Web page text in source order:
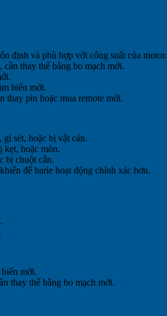
định và phù hợp với công suất của motor.
thay thế bằng bo mạch mới.
biến mới.
thay pin hoặc mua remote mới.
sét, hoặc bị vật cản.
kẹt, hoặc mòn.
bị chuột cắn.
để barie hoạt động chính xác hơn.
mới.
thay thế bằng bo mạch mới.